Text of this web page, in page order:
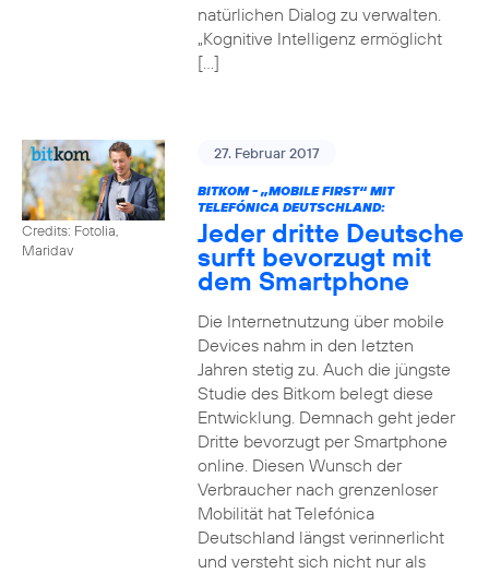
natürlichen Dialog zu verwalten.
„Kognitive Intelligenz ermöglicht
[…]
Credits: Fotolia,
Maridav
27. Februar 2017
BITKOM - „MOBILE FIRST“ MIT
TELEFÓNICA DEUTSCHLAND:
Jeder dritte Deutsche
surft bevorzugt mit
dem Smartphone
Die Internetnutzung über mobile
Devices nahm in den letzten
Jahren stetig zu. Auch die jüngste
Studie des Bitkom belegt diese
Entwicklung. Demnach geht jeder
Dritte bevorzugt per Smartphone
online. Diesen Wunsch der
Verbraucher nach grenzenloser
Mobilität hat Telefónica
Deutschland längst verinnerlicht
und versteht sich nicht nur als